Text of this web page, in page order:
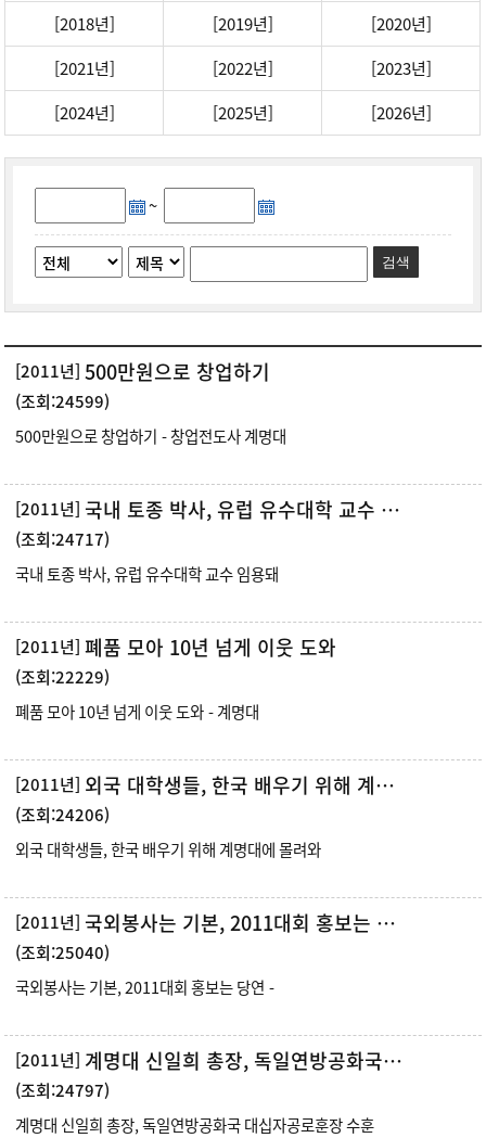
[2018년]
[2019년]
[2020년]
[2021년]
[2022년]
[2023년]
[2024년]
[2025년] [2026년]
~
검색
[2011년] 500만원으로 창업하기
(조회:24599)
500만원으로 창업하기 - 창업전도사 계명대
[2011년] 국내 토종 박사, 유럽 유수대학 교수 임용돼
(조회:24717)
국내 토종 박사, 유럽 유수대학 교수 임용돼
[2011년]폐품 모아 10년 넘게 이웃 도와
(조회:22229)
폐품 모아 10년 넘게 이웃 도와 - 계명대
[2011년] 외국 대학생들, 한국 배우기 위해 계명대에 몰려와
(조회:24206)
외국 대학생들, 한국 배우기 위해 계명대에 몰려와
[2011년] 국외봉사는 기본, 2011대회 홍보는 당연
(조회:25040)
국외봉사는 기본, 2011대회 홍보는 당연 -
[2011년] 계명대 신일희 총장, 독일연방공화국 대십자공로훈장 수훈
(조회:24797)
계명대 신일희 총장, 독일연방공화국 대십자공로훈장 수훈